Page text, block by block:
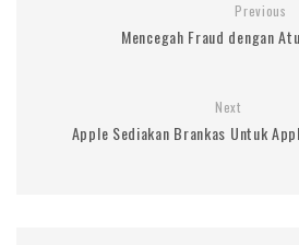
Previous
Mencegah Fraud dengan
Next
Apple Sediakan Brankas Untuk